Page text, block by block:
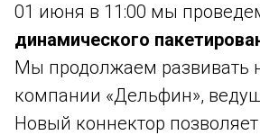
01 июня в 11:00 мы
динамического
Мы продолжаем развивать
компании «Дельфин»,
Новый коннектор